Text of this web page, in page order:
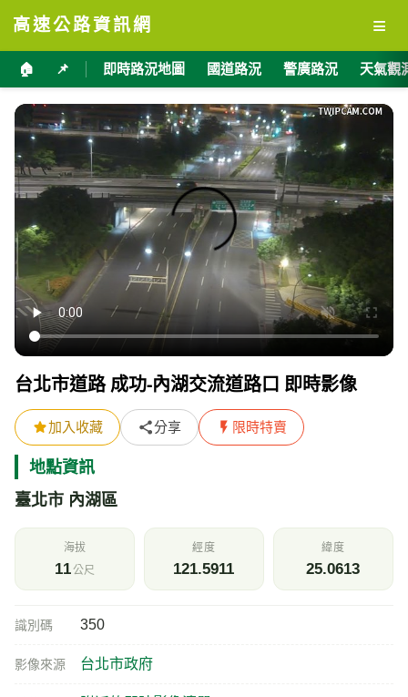
高速公路資訊網 ≡
🏠 📌 即時路況地圖 國道路況 警廣路況 天氣觀
台北市道路 成功-內湖交流道路口 即時影像
加入收藏 分享 限時特賣
地點資訊
臺北市 內湖區
海拔
11公尺
經度
121.5911
緯度
25.0613
識別碼 350
影像來源 台北市政府